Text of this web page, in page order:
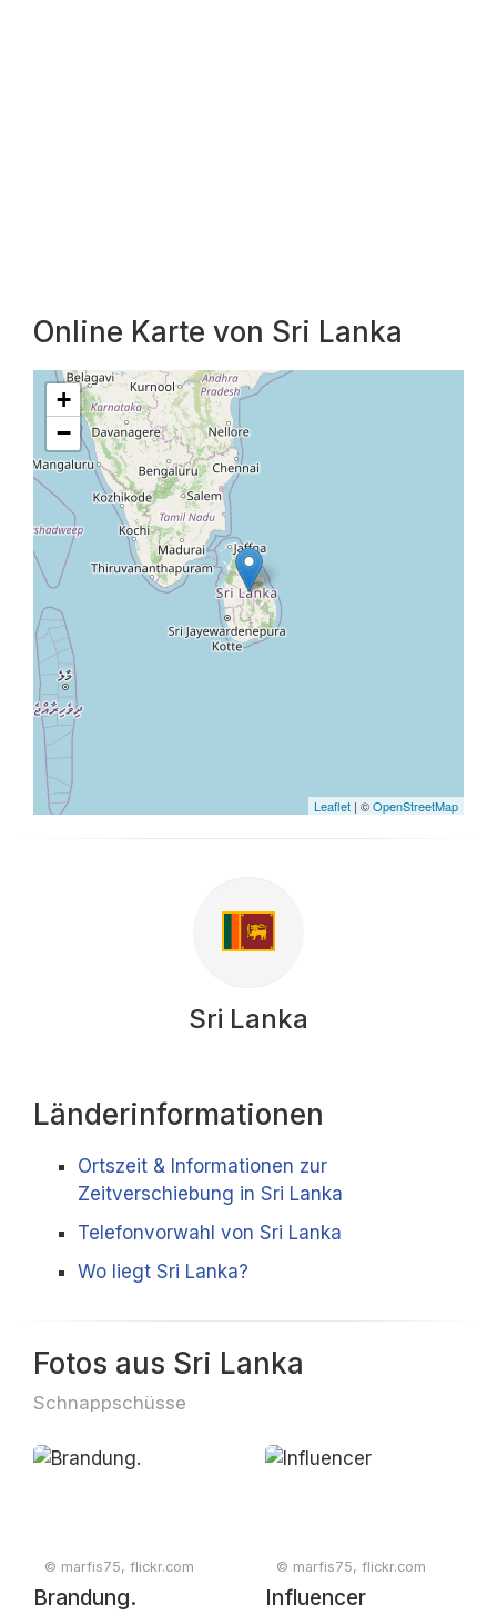
Online Karte von Sri Lanka
+
−
Leaflet | ©OpenStreetMap
Sri Lanka
Länderinformationen
Ortszeit & Informationen zur
Zeitverschiebung in Sri Lanka
Telefonvorwahl von Sri Lanka
Wo liegt Sri Lanka?
Fotos aus Sri Lanka
Schnappschüsse
© marfis75, flickr.com
Brandung.
© marfis75, flickr.com
Influencer